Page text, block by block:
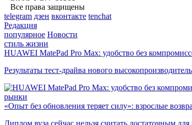
Все права защищены
telegram дзен вконтакте tenchat
Редакция
популярное Новости
стиль жизни
HUAWEI MatePad Pro Max: удобство без
Результаты тест-драйва нового
рынки
«Опыт без обновления теряет силу»: взрослые
Диплом вуза сейчас нельзя считать достаточным